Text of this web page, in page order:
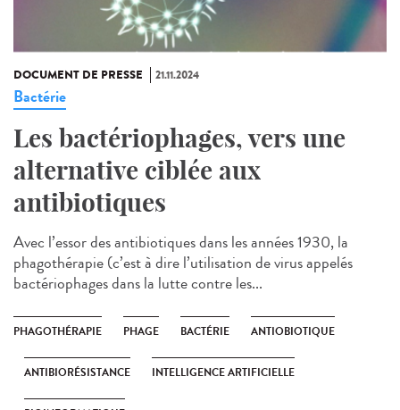
DOCUMENT DE PRESSE 21.11.2024
Bactérie
Les bactériophages, vers une
alternative ciblée aux
antibiotiques
Avec l’essor des antibiotiques dans les années 1930, la
phagothérapie (c’est à dire l’utilisation de virus appelés
bactériophages dans la lutte contre les...
PHAGOTHÉRAPIE PHAGE BACTÉRIE ANTIOBIOTIQUE
ANTIBIORÉSISTANCE INTELLIGENCE ARTIFICIELLE